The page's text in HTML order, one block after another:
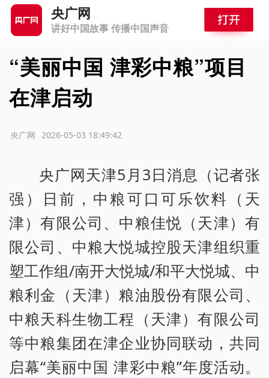
央广网
讲好中国故事 传播中国声音
“美丽中国 津彩中粮”项目
在津启动
2026-05-03 18:49:42
央广网
央广网天津5月3日消息（记者张
强）日前，中粮可口可乐饮料（天
津）有限公司、中粮佳悦（天津）有
限公司、中粮大悦城控股天津组织重
塑工作组/南开大悦城/和平大悦城、中
粮利金（天津）粮油股份有限公司、
中粮天科生物工程（天津）有限公司
等中粮集团在津企业协同联动，共同
启幕“美丽中国 津彩中粮”年度活动。